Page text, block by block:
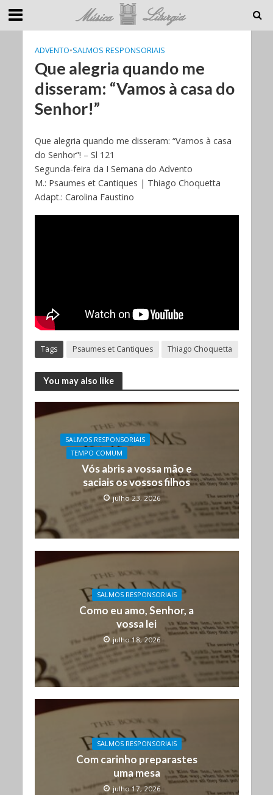
ADVENTO•SALMOS RESPONSORIAIS
Que alegria quando me
disseram: “Vamos à casa do
Senhor!”
Que alegria quando me disseram: “Vamos à casa
do Senhor”! – Sl 121
Segunda-feira da I Semana do Advento
M.: Psaumes et Cantiques | Thiago Choquetta
Adapt.: Carolina Faustino
Tags Psaumes et Cantiques Thiago Choquetta
You may also like
SALMOS RESPONSORIAIS
TEMPO COMUM
Vós abris a vossa mão e
saciais os vossos filhos
julho 23, 2026
SALMOS RESPONSORIAIS
Como eu amo, Senhor, a
vossa lei
julho 18, 2026
SALMOS RESPONSORIAIS
Com carinho preparastes
uma mesa
julho 17, 2026